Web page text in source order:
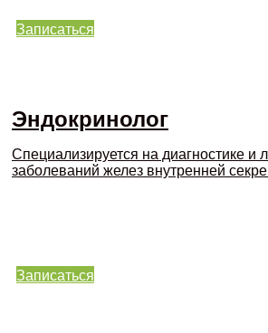
Записаться
Эндокринолог
Специализируется на диагностике и
заболеваний желез внутренней
Записаться